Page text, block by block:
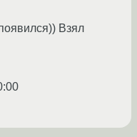
Взял